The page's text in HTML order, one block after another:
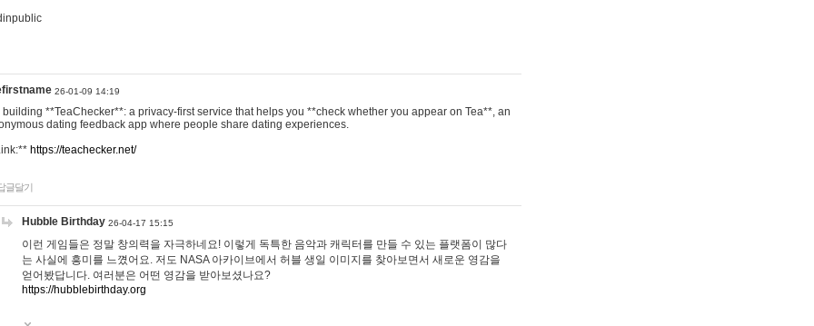
26-01-09 14:19
building **TeaChecker**: a privacy-first service that helps you **check whether you appear on Tea**, an
dating feedback app where people share dating experiences.
https://teachecker.net/
글달기
Hubble Birthday 26-04-17 15:15
이런 게임들은 정말 창의력을 자극하네요! 이렇게 독특한 음악과 캐릭터를 만들 수 있는 플랫폼이 많다
는 사실에 흥미를 느꼈어요. 저도 NASA 아카이브에서 허블 생일 이미지를 찾아보면서 새로운 영감을
얻어봤답니다. 여러분은 어떤 영감을 받아보셨나요?
https://hubblebirthday.org